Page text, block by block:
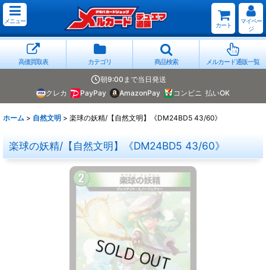
メニュー
カート
マイペー
ジ
高価買取表 カテゴリ 商品検索 メルカード通販一覧
朝9:00まで当日発送
クレカ
PayPay AmazonPay コンビニ 払いOK
ホーム > 自然文明 > 楽球の妖精/【自然文明】《DM24BD5 43/60》
楽球の妖精/【自然文明】《DM24BD5 43/60》